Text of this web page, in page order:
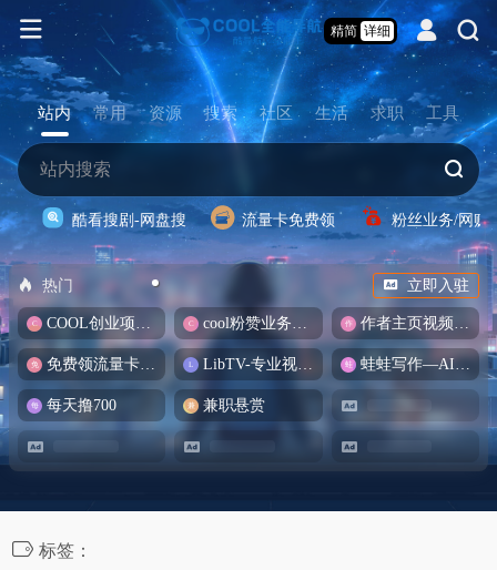
精简 详细
站内 常用 资源 搜索 社区 生活 求职 工具
酷看搜剧-网盘搜 流量卡免费领 粉丝业务/网赚/
热门 立即入驻
COOL创业项目商城 cool粉赞业务商城【爆粉引流】 作者主页视频批量提取
免费领流量卡-包邮 LibTV-专业视频创作工具 蛙蛙写作—AI智能写作助手
每天撸700 兼职悬赏
标签：